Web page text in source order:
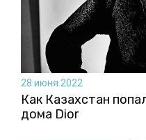
28 июня 2022
Как Казахстан
дома Dior